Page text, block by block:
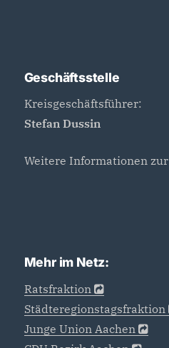
Geschäftsstelle
Kreisgeschäftsführer:
Stefan Dussin
Weitere Informationen zur
Mehr im Netz:
Ratsfraktion
Städteregionstagsfraktion
Junge Union Aachen